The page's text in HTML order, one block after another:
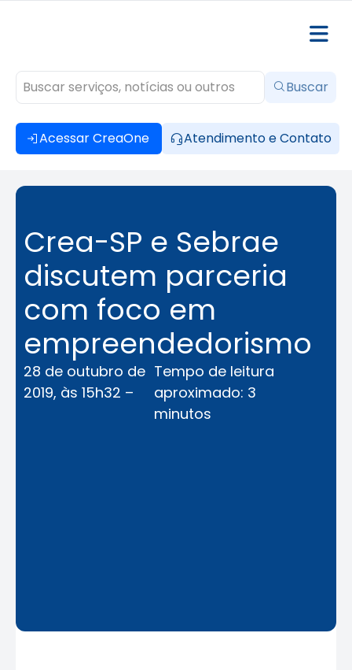
Acessar CreaOne Atendimento e Contato
Buscar
Crea-SP e Sebrae
discutem parceria
com foco em
empreendedorismo
28 de outubro de
2019, às 15h32 –
Tempo de leitura
aproximado: 3
minutos